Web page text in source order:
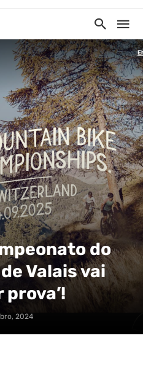
do
Valais vai
prova’!
2024